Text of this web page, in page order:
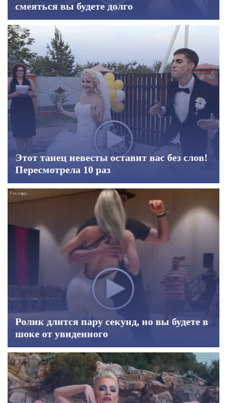
смеяться вы будете долго
Этот танец невесты оставит вас без слов!
Пересмотрела 10 раз
Ролик длится пару секунд, но вы будете в
шоке от увиденного